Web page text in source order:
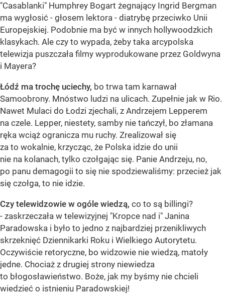
"Casablanki" Humphrey Bogart żegnający Ingrid Bergman
ma wygłosić - głosem lektora - diatrybę przeciwko Unii
Europejskiej. Podobnie ma być w innych hollywoodzkich
klasykach. Ale czy to wypada, żeby taka arcypolska
telewizja puszczała filmy wyprodukowane przez Goldwyna
i Mayera?
Łódź ma trochę uciechy, bo trwa tam karnawał
Samoobrony. Mnóstwo ludzi na ulicach. Zupełnie jak w Rio.
Nawet Mulaci do Łodzi zjechali, z Andrzejem Lepperem
na czele. Lepper, niestety, samby nie tańczył, bo złamana
ręka wciąż ogranicza mu ruchy. Zrealizował się
za to wokalnie, krzycząc, że Polska idzie do unii
nie na kolanach, tylko czołgając się. Panie Andrzeju, no,
po panu demagogii to się nie spodziewaliśmy: przecież jak
się czołga, to nie idzie.
Czy telewidzowie w ogóle wiedzą, co to są billingi?
- zaskrzeczała w telewizyjnej "Kropce nad i" Janina
Paradowska i było to jedno z najbardziej przenikliwych
skrzeknięć Dziennikarki Roku i Wielkiego Autorytetu.
Oczywiście retoryczne, bo widzowie nie wiedzą, matoły
jedne. Chociaż z drugiej strony niewiedza
to błogosławieństwo. Boże, jak my byśmy nie chcieli
wiedzieć o istnieniu Paradowskiej!